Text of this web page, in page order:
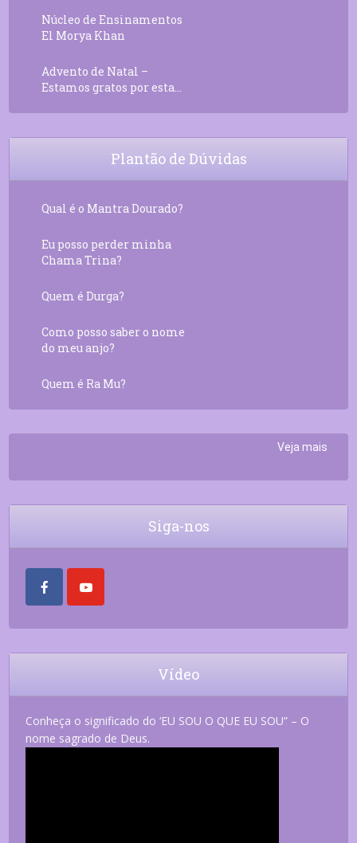
Núcleo de Ensinamentos
El Morya Khan
Advento de Natal –
Estamos gratos por esta...
Plantão de Dúvidas
Qual é o Mantra Dourado?
Eu posso perder minha
Chama Trina?
Quem é Durga?
Como posso saber o nome
do meu anjo?
Quem é Ra Mu?
Veja mais
Siga-nos
Vídeo
Conheça o significado do ‘EU SOU O QUE EU SOU” – O
nome sagrado de Deus.